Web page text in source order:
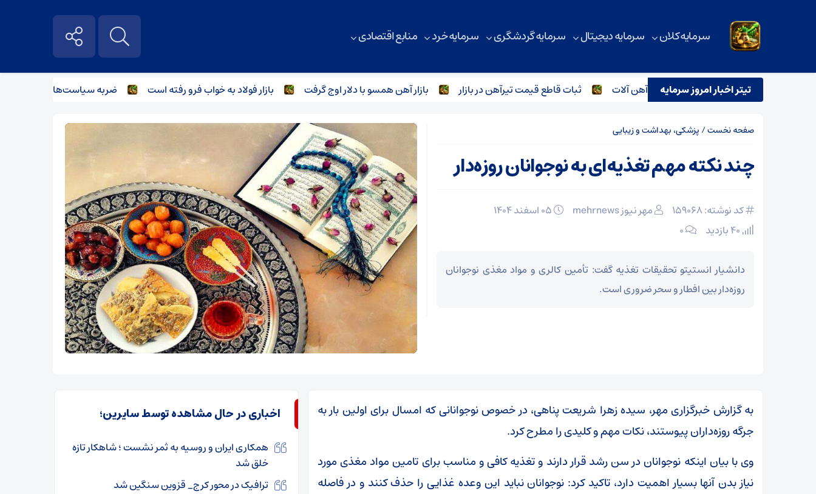
سرمایه کلان سرمایه دیجیتال سرمایه گردشگری سرمایه خرد منابع اقتصادی
تیتر اخبار امروز سرمایه
ترور اسماعیل هنیه و تاثیر آن بر بازار آهن آلات ثبات قاطع قیمت تیرآهن در بازار بازار آهن همسو با دلار اوج گرفت بازار فولاد به خواب فرو رفته است ضربه سیاست‌های غیرکارشناسانه
صفحه نخست/ پزشکی، بهداشت و زیبایی
چند نکته مهم تغذیه‌ای به نوجوانان روزه‌دار
کد نوشته: 159068 مهر نیوز mehrnews
۰
دانشیار انستیتو تحقیقات تغذیه گفت: تأمین کالری و مواد مغذی نوجوانان
روزه‌دار بین افطار و سحر ضروری است.
به گزارش خبرگزاری مهر، سیده زهرا شریعت پناهی، در خصوص نوجوانانی که امسال برای اولین بار به
جرگه روزه‌داران پیوستند، نکات مهم و کلیدی را مطرح کرد.
وی با بیان اینکه نوجوانان در سن رشد قرار دارند و تغذیه کافی و مناسب برای تامین مواد مغذی مورد
نیاز بدن آنها بسیار اهمیت دارد، تاکید کرد: نوجوانان نباید این وعده غذایی را حذف کنند و در فاصله
اخباری در حال مشاهده توسط سایرین؛
همکاری ایران و روسیه به ثمر نشست ؛ شاهکار تازه
خلق شد
ترافیک در محور کرج_ قزوین سنگین شد